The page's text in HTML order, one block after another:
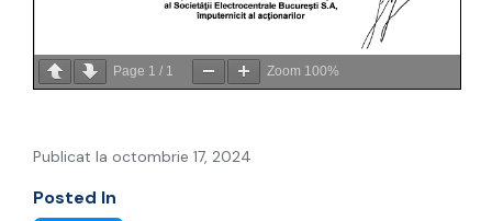
Page 1 / 1 Zoom 100%
Publicat la octombrie 17, 2024
Posted In